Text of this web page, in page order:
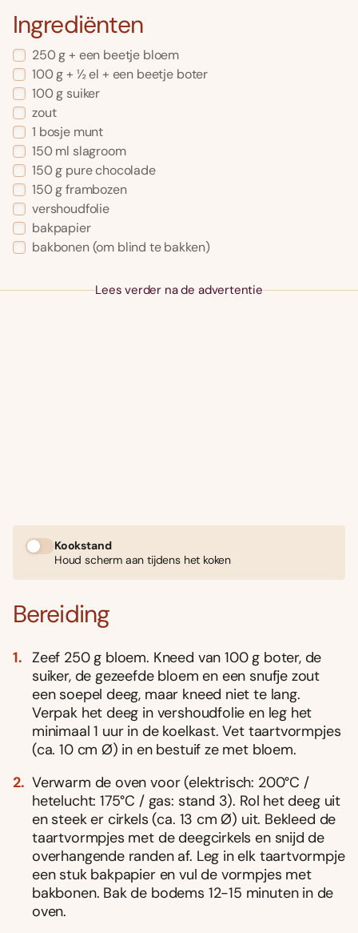
Ingrediënten
250 g + een beetje bloem
100 g + ½ el + een beetje boter
100 g suiker
zout
1 bosje munt
150 ml slagroom
150 g pure chocolade
150 g frambozen
vershoudfolie
bakpapier
bakbonen (om blind te bakken)
Lees verder na de advertentie
Kookstand
Houd scherm aan tijdens het koken
Bereiding
Zeef 250 g bloem. Kneed van 100 g boter, de
suiker, de gezeefde bloem en een snufje zout
een soepel deeg, maar kneed niet te lang.
Verpak het deeg in vershoudfolie en leg het
minimaal 1 uur in de koelkast. Vet taartvormpjes
(ca. 10 cm Ø) in en bestuif ze met bloem.
Verwarm de oven voor (elektrisch: 200°C /
hetelucht: 175°C / gas: stand 3). Rol het deeg uit
en steek er cirkels (ca. 13 cm Ø) uit. Bekleed de
taartvormpjes met de deegcirkels en snijd de
overhangende randen af. Leg in elk taartvormpje
een stuk bakpapier en vul de vormpjes met
bakbonen. Bak de bodems 12-15 minuten in de
oven.